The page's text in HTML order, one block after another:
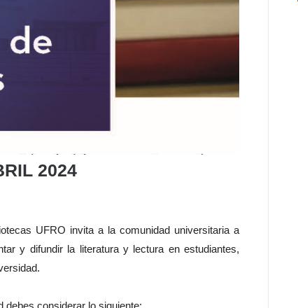
2024
UFRO invita a la comunidad universitaria a
y difundir la literatura y lectura en estudiantes,